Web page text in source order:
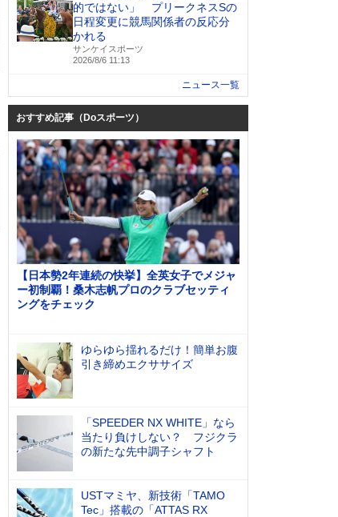
的ではない」 プリークネスSの
日程変更に競馬関係者の反応分
かれる
サンケイスポーツ
2026/8/6 11:13
ニュース一覧
おすすめ記事（Doスポーツ）
【日本勢2年連続の快挙】全英女子でメジャ
ー初制覇！桑木志帆プロのクラブセッティ
ングをチェック
ゆらゆら揺れるだけ！簡単お腹
引き締めエクササイズ
「SPEEDER NX WHITE」なら
当たり負けしない？ フジクラ
の新たな先中調子シャフト
USTマミヤ、新技術「TAMO
Tec」搭載の「ATTAS RX